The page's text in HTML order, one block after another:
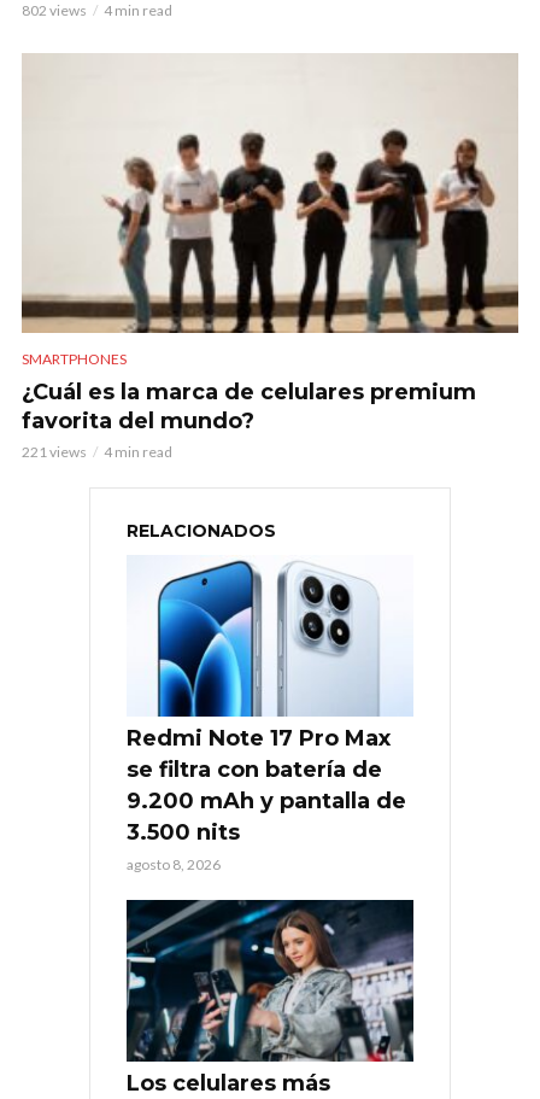
802 views 4 min read
SMARTPHONES
¿Cuál es la marca de celulares premium
favorita del mundo?
221 views 4 min read
RELACIONADOS
Redmi Note 17 Pro Max
se filtra con batería de
9.200 mAh y pantalla de
3.500 nits
agosto 8, 2026
Los celulares más